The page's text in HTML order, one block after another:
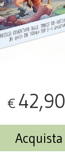
€ 42,90
Acquista